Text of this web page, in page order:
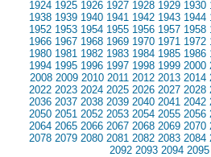
1924 1925 1926 1927 1928 1929 1930
1938 1939 1940 1941 1942 1943 1944
1952 1953 1954 1955 1956 1957 1958
1966 1967 1968 1969 1970 1971 1972
1980 1981 1982 1983 1984 1985 1986
1994 1995 1996 1997 1998 1999 2000
2008 2009 2010 2011 2012 2013 2014
2022 2023 2024 2025 2026 2027 2028
2036 2037 2038 2039 2040 2041 2042
2050 2051 2052 2053 2054 2055 2056
2064 2065 2066 2067 2068 2069 2070
2078 2079 2080 2081 2082 2083 2084
2092 2093 2094 2095